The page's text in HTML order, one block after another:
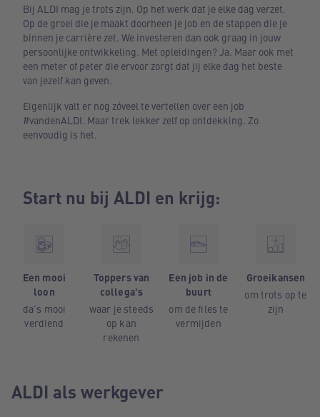
Bij ALDI mag je trots zijn. Op het werk dat je elke dag verzet.
Op de groei die je maakt doorheen je job en de stappen die je
binnen je carrière zet. We investeren dan ook graag in jouw
persoonlijke ontwikkeling. Met opleidingen? Ja. Maar ook met
een meter of peter die ervoor zorgt dat jij elke dag het beste
van jezelf kan geven.
Eigenlijk valt er nog zóveel te vertellen over een job
#vandenALDI. Maar trek lekker zelf op ontdekking. Zo
eenvoudig is het.
Start nu bij ALDI en krijg:
Een mooi
loon
da's mooi
verdiend
Toppers van
collega's
waar je steeds
op kan
rekenen
Een job in de
buurt
om de files te
vermijden
Groeikansen
om trots op te
zijn
ALDI als werkgever